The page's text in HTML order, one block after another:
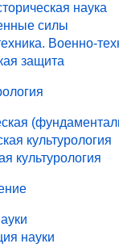
наука
силы
Военно-
защита
культурология
культурология
науки